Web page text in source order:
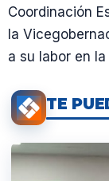
Coordinación
la
a su labor en
TE